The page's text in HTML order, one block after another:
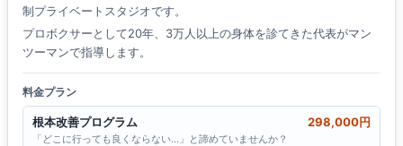
制プライベートスタジオです。
プロボクサーとして20年、3万人以上の身体を診てきた代表がマン
ツーマンで指導します。
料金プラン
根本改善プログラム 298,000円
「どこに行っても良くならない…」と諦めていませんか？